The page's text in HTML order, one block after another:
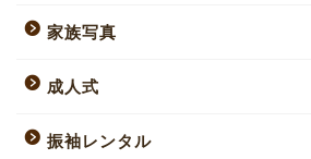
家族写真
成人式
振袖レンタル